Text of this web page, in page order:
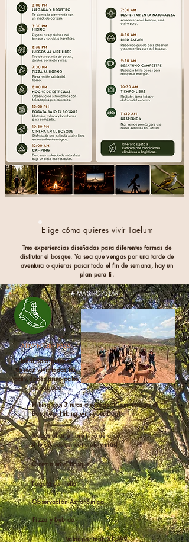
Elige cómo quieres vivir Taelum
Tres experiencias diseñadas para diferentes formas de
disfrutar el bosque. Ya sea que vengas por una tarde de
aventura o quieras pasar todo el fin de semana, hay un
plan para ti.
ADVENTURE PASS
Ideal para quienes
desean vivir todas las
actividades principales
del sábado
Hiking con 3 rutas a escoger (Caminata en el
Bosque o Hiking with your Dog)
Juegos al aire libre (tiro de arco,
rifle de postas, cornhole y más)
Cinema en el bosque
Fogata con leña
Observación Astronómica
Pizza y bebida
Valor por real: $1,599
★ MÁS POPULAR